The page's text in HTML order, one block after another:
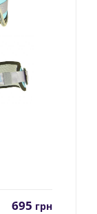
695 грн